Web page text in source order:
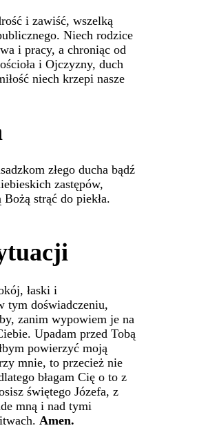
i zawiść, wszelką
Niech rodzice
i pracy, a chroniąc od
i Ojczyzny, duch
niech krzepi nasze
złego ducha bądź
zastępów,
strąć do piekła.
łaski i
tym doświadczeniu,
zanim wypowiem je na
Upadam przed Tobą
powierzyć moją
mnie, to przecież nie
błagam Cię o to z
świętego Józefa, z
mną i nad tymi
Amen.